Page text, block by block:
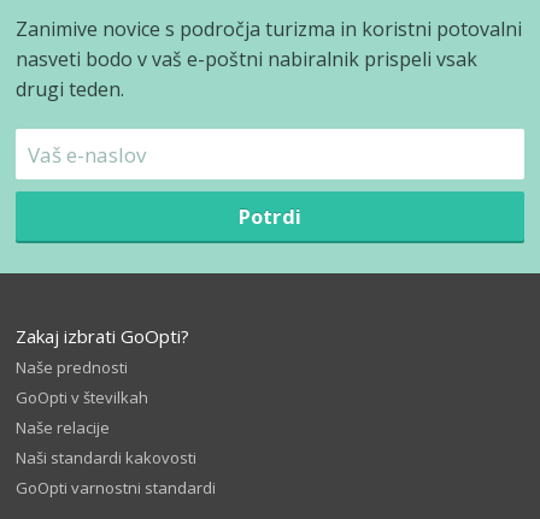
Zanimive novice s področja turizma in koristni potovalni
nasveti bodo v vaš e-poštni nabiralnik prispeli vsak
drugi teden.
Potrdi
Zakaj izbrati GoOpti?
Naše prednosti
GoOpti v številkah
Naše relacije
Naši standardi kakovosti
GoOpti varnostni standardi